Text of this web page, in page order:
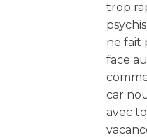
trop
ne fait
face
car
avec